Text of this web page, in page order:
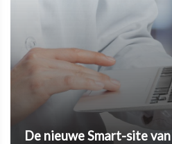
De nieuwe Smart-site